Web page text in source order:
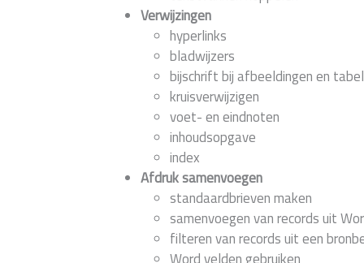
Verwijzingen
hyperlinks
bladwijzers
bijschrift bij afbeeldingen en
kruisverwijzigen
voet- en eindnoten
inhoudsopgave
index
Afdruk samenvoegen
standaardbrieven maken
samenvoegen van records uit
filteren van records uit een